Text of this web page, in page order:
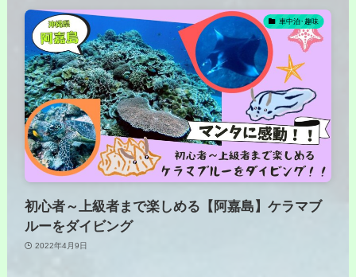
車中泊･趣味
初心者～上級者まで楽しめる【阿嘉島】ケラマブ
ルーをダイビング
2022年4月9日